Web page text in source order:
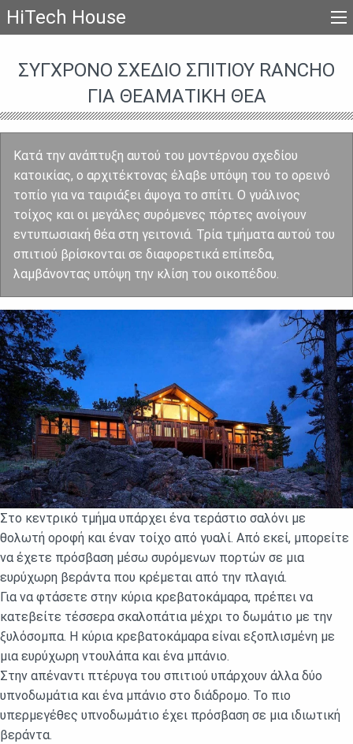
HiTech House
ΣΎΓΧΡΟΝΟ ΣΧΈΔΙΟ ΣΠΙΤΙΟΎ RANCHO
ΓΙΑ ΘΕΑΜΑΤΙΚΉ ΘΈΑ
Κατά την ανάπτυξη αυτού του μοντέρνου σχεδίου
κατοικίας, ο αρχιτέκτονας έλαβε υπόψη του το ορεινό
τοπίο για να ταιριάξει άψογα το σπίτι. Ο γυάλινος
τοίχος και οι μεγάλες συρόμενες πόρτες ανοίγουν
εντυπωσιακή θέα στη γειτονιά. Τρία τμήματα αυτού του
σπιτιού βρίσκονται σε διαφορετικά επίπεδα,
λαμβάνοντας υπόψη την κλίση του οικοπέδου.
Στο κεντρικό τμήμα υπάρχει ένα τεράστιο σαλόνι με
θολωτή οροφή και έναν τοίχο από γυαλί. Από εκεί, μπορείτε
να έχετε πρόσβαση μέσω συρόμενων πορτών σε μια
ευρύχωρη βεράντα που κρέμεται από την πλαγιά.
Για να φτάσετε στην κύρια κρεβατοκάμαρα, πρέπει να
κατεβείτε τέσσερα σκαλοπάτια μέχρι το δωμάτιο με την
ξυλόσομπα. Η κύρια κρεβατοκάμαρα είναι εξοπλισμένη με
μια ευρύχωρη ντουλάπα και ένα μπάνιο.
Στην απέναντι πτέρυγα του σπιτιού υπάρχουν άλλα δύο
υπνοδωμάτια και ένα μπάνιο στο διάδρομο. Το πιο
υπερμεγέθες υπνοδωμάτιο έχει πρόσβαση σε μια ιδιωτική
βεράντα.